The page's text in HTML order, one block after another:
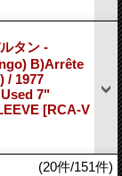
タン -
B)Arrête
/ 1977
7"
[RCA-V
(20件/151件)